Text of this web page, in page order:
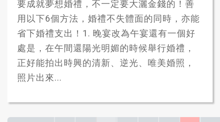
要成就夢想婚禮，不一定要大灑金錢的！善
用以下6個方法，婚禮不失體面的同時，亦能
省下婚禮支出！1. 晚宴改為午宴還有一個好
處是，在午間還陽光明媚的時候舉行婚禮，
正好能拍出時興的清新、逆光、唯美婚照，
照片出來...